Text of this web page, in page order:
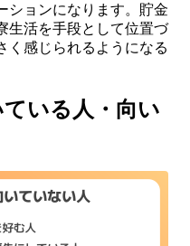
ションになります。貯金
生活を手段として位置づ
く感じられるようになる
いる人・向い